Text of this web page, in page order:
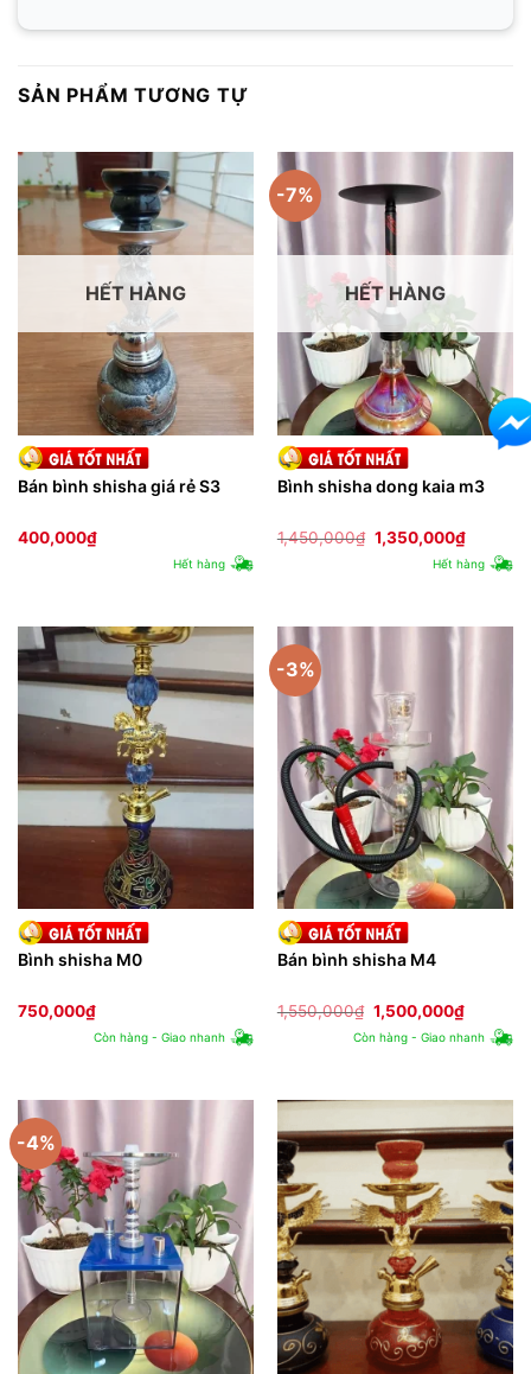
SẢN PHẨM TƯƠNG TỰ
HẾT HÀNG
Bán bình shisha giá rẻ S3
400,000₫
Hết hàng
-7%
HẾT HÀNG
Bình shisha dong kaia m3
1,450,000₫ Giá
gốc
1,350,000₫Giá
hiện
tại
Hết hàng
Bình shisha M0
750,000₫
Còn hàng - Giao nhanh
-3%
Bán bình shisha M4
1,550,000₫ Giá
gốc
là:
1,500,000₫Giá
hiện
tại
Còn hàng - Giao nhanh
-4%